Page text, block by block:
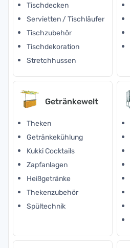
Tischdecken
Servietten / Tischläufer
Tischzubehör
Tischdekoration
Stretchhussen
Getränkewelt
Theken
Getränkekühlung
Kukki Cocktails
Zapfanlagen
Heißgetränke
Thekenzubehör
Spültechnik